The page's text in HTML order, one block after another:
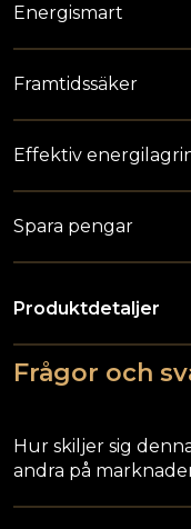
Energismart
Framtidssäker
Effektiv
Spara pengar
Produktdetaljer
Frågor och
Hur skiljer sig
andra på